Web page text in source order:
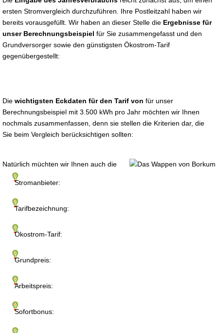
ersten Stromvergleich durchzuführen. Ihre Postleitzahl haben wir
bereits vorausgefüllt. Wir haben an dieser Stelle die Ergebnisse für
unser Berechnungsbeispiel für Sie zusammengefasst und den
Grundversorger sowie den günstigsten Ökostrom-Tarif
gegenübergestellt:
Die wichtigsten Eckdaten für den Tarif von für unser
Berechnungsbeispiel mit 3.500 kWh pro Jahr möchten wir Ihnen
nochmals zusammenfassen, denn sie stellen die Kriterien dar, die
Sie beim Vergleich berücksichtigen sollten:
Stromanbieter:
Tarifbezeichnung:
Ökostrom-Tarif:
Grundpreis:
Arbeitspreis:
Sofortbonus:
Natürlich müchten wir Ihnen auch die